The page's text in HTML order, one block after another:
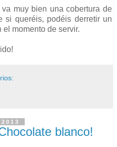
muy bien una cobertura de
si queréis, podéis derretir un
momento de servir.
blanco!